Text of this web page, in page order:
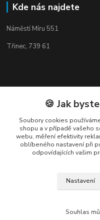
Kde nás najdete
Náměstí Míru 551
Třinec, 739 61
Kontakty
Petr Nedvídek
🍪 Jak
Soubory cookies
shopu a v případě vašeho
webu, měření efektivity
oblíbeného nastavení při
odpovídajících vašim
Nastavení
Souhlas